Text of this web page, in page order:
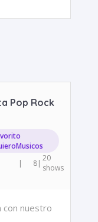
Pop Rock
| 8| 20
shows
con nuestro